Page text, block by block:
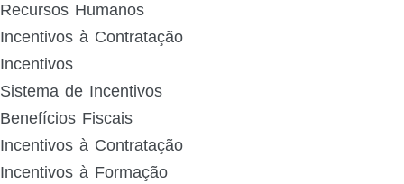
Recursos Humanos
Incentivos à Contratação
Incentivos
Sistema de Incentivos
Benefícios Fiscais
Incentivos à Contratação
Incentivos à Formação